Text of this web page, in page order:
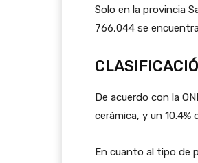
Solo en la provincia
766,044 se
De acuerdo con la
cerámica, y un
En cuanto al tipo de